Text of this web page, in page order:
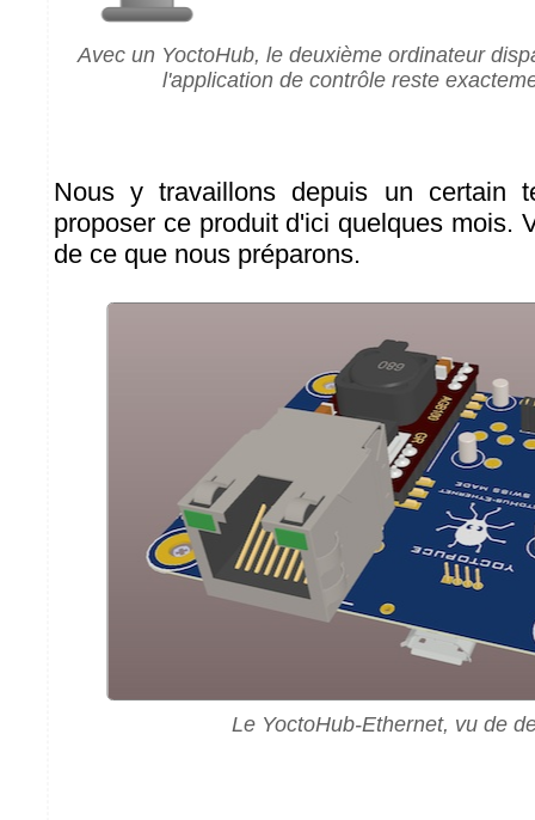
Avec un YoctoHub, le deuxième ordinateur
l'application de contrôle reste
Nous y travaillons depuis un certain
proposer ce produit d'ici quelques mois.
de ce que nous préparons.
Le YoctoHub-Ethernet, vu de